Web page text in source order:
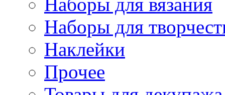
Наборы для
Наклейки
Прочее